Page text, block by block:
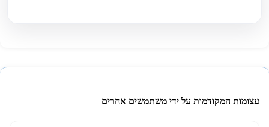
עצומות המקודמות על ידי משתמשים אחרים